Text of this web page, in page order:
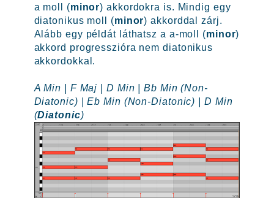
a moll (minor) akkordokra is. Mindig egy
diatonikus moll (minor) akkorddal zárj.
Alább egy példát láthatsz a a-moll (minor)
akkord progresszióra nem diatonikus
akkordokkal.
A Min | F Maj | D Min | Bb Min (Non-
Diatonic) | Eb Min (Non-Diatonic) | D Min
(Diatonic)